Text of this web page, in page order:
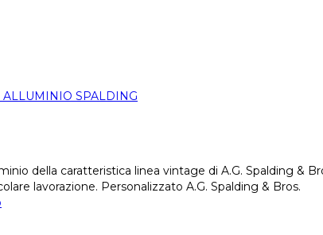
ALLUMINIO SPALDING
della caratteristica linea vintage di A.G. Spalding
lavorazione. Personalizzato A.G. Spalding & Bros.